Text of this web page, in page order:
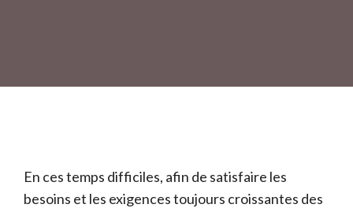
En ces temps difficiles, afin de satisfaire les
besoins et les exigences toujours croissantes des